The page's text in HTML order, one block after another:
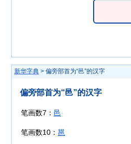
新华字典 > 偏旁部首为“邑”的汉字
偏旁部首为“邑”的汉字
笔画数7： 邑
笔画数10： 邕